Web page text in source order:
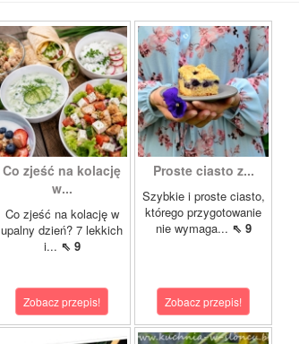
Co zjeść na kolację
w...
Co zjeść na kolację w
upalny dzień? 7 lekkich
i... ⇖ 9
Zobacz przepis!
Proste ciasto z...
Szybkie i proste ciasto,
którego przygotowanie
nie wymaga... ⇖ 9
Zobacz przepis!